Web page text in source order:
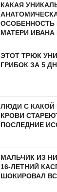
КАКАЯ
ОСОБЕННОСТЬ
МАТЕРИ ИВАНА
ЭТОТ ТРЮК
ГРИБОК ЗА 5
ЛЮДИ С КАКОЙ
КРОВИ
ПОСЛЕДНИЕ
МАЛЬЧИК ИЗ
16-ЛЕТНИЙ
ШОКИРОВАЛ